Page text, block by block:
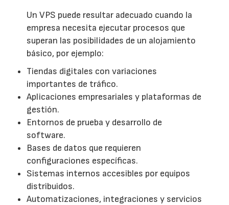
Un VPS puede resultar adecuado cuando la
empresa necesita ejecutar procesos que
superan las posibilidades de un alojamiento
básico, por ejemplo:
Tiendas digitales con variaciones
importantes de tráfico.
Aplicaciones empresariales y plataformas de
gestión.
Entornos de prueba y desarrollo de
software.
Bases de datos que requieren
configuraciones específicas.
Sistemas internos accesibles por equipos
distribuidos.
Automatizaciones, integraciones y servicios